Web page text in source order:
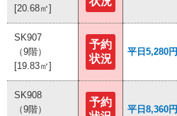
[20.68㎡]
SK907
（9階）
[19.83㎡]
予約
状況
平日5,280円
SK908
（9階）
予約
平日8,360円
[20.68㎡]
SK907
（9階）
[19.83㎡]
予約
状況
平日5,280円
SK908
（9階）
予約
平日8,360円